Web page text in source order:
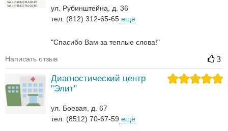
ул. Рубинштейна, д. 36
тел. (812) 312-65-65 ещё
"Спасибо Вам за теплые слова!"
Написать отзыв 3
Диагностический центр
"Элит"
ул. Боевая, д. 67
тел. (8512) 70-67-59 ещё